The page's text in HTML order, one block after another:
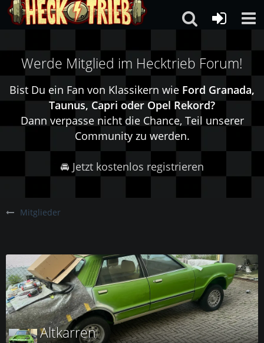
Werde Mitglied im Hecktrieb Forum!
Bist Du ein Fan von Klassikern wie Ford Granada,
Taunus, Capri oder Opel Rekord?
Dann verpasse nicht die Chance, Teil unserer
Community zu werden.
🚘 Jetzt kostenlos registrieren
Mitglieder
Altkarren